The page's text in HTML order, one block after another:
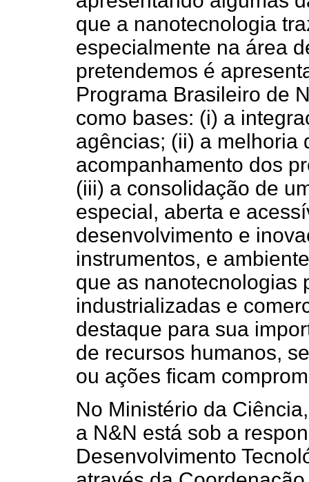
que a nanotecnologia
especialmente na área
pretendemos é
Programa Brasileiro de
como bases: (i) a
agências; (ii) a melhoria
acompanhamento dos
(iii) a consolidação de
especial, aberta e
desenvolvimento e
instrumentos, e
que as nanotecnologias
industrializadas e
destaque para sua
de recursos humanos,
ou ações ficam
No Ministério da
a N&N está sob a
Desenvolvimento